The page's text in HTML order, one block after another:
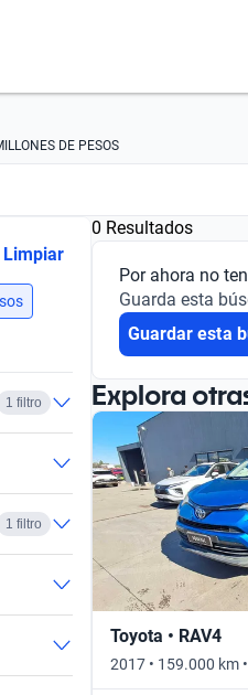
DE PESOS
Limpiar
1 filtro
1 filtro
0 Resultados
Por ahora no
Guarda esta
Guardar esta
Explora
Toyota • RAV4
2017 • 159.000 km